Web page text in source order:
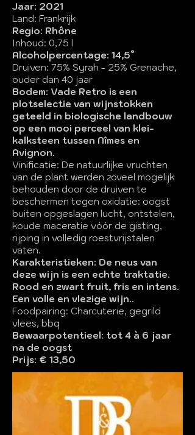
Jaar: 2021
Land: Frankrijk
Regio: Rhône
Inhoud: 0,75 l
Alcoholpercentage: 14,5°
Druiven: 75% Syrah - 25% Grenache,
ouder dan 40 jaar
Bodem: Vade Retro is een
plotselectie van wijnstokken
geteeld in biologische landbouw
op een mooi perceel van klei-
kalksteen tussen Nîmes en
Avignon.
Vinificatie: De natuurlijke vruchten
van de plant werden zoveel mogelijk
behouden door de druiven te
beschermen tegen oxidatie: oogst
buiten opgeslagen lucht, ontstelen,
koude maceratie vóór de gisting,
rijping in volledig roestvrijstalen
vaten.
Karakteristieken: De neus van
deze wijn is een echte traktatie.
Rood en zwart fruit, fris en intens.
Een volle en vlezige wijn..
Foodpairing: Charcuterie, gegrild
vlees, bbq
Bewaarpotentieel: tot 4 à 6 jaar
na de oogst
Prijs: € 13,50